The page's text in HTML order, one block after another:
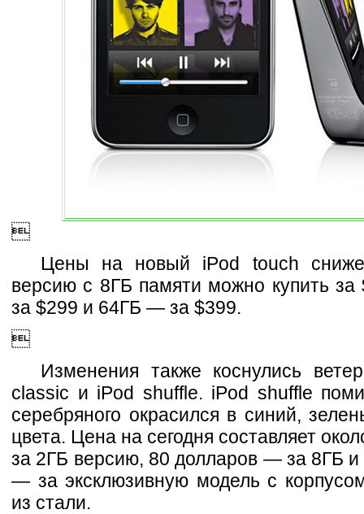

Цены на новый iPod touch
версию с 8ГБ памяти можно купить
за $299 и 64ГБ — за $399.

Изменения также коснулись
classic и iPod shuffle. iPod shuffle
серебряного окрасился в синий,
цвета. Цена на сегодня составляет
за 2ГБ версию, 80 долларов — за 8ГБ и
— за эксклюзивную модель с
из стали.